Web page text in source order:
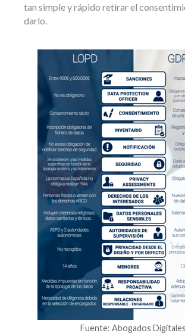
tan simple y rápido retirar el
darlo.
Fuente: Abogados Digitales